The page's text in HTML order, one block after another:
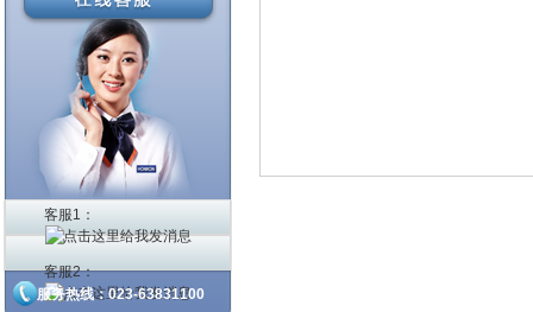
客服1：
客服2：
服务热线：023-63831100